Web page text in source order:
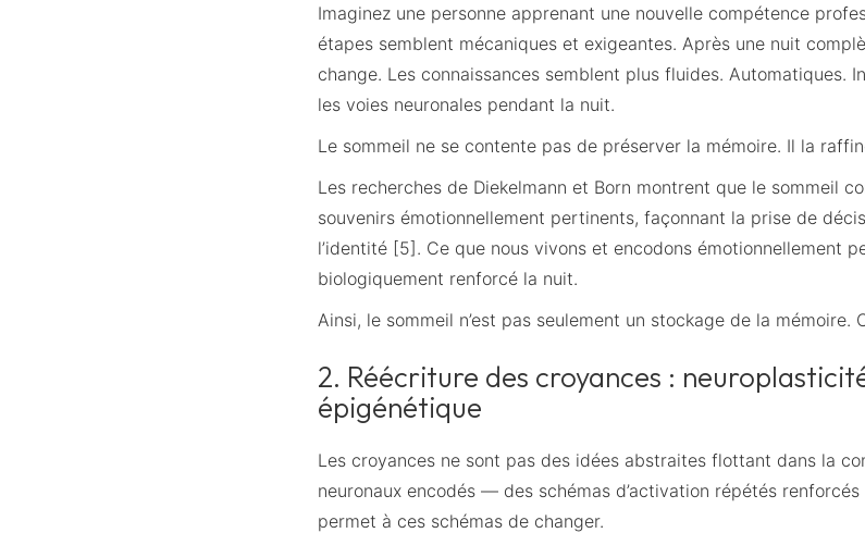
Imaginez une personne apprenant une nouvelle compétence
étapes semblent mécaniques et exigeantes. Après une nuit
change. Les connaissances semblent plus fluides. Automatiques.
les voies neuronales pendant la nuit.
Le sommeil ne se contente pas de préserver la mémoire. Il la
Les recherches de Diekelmann et Born montrent que le sommeil
souvenirs émotionnellement pertinents, façonnant la prise de
l’identité [5]. Ce que nous vivons et encodons émotionnellement
biologiquement renforcé la nuit.
Ainsi, le sommeil n’est pas seulement un stockage de la mémoire.
2. Réécriture des croyances :
épigénétique
Les croyances ne sont pas des idées abstraites flottant dans la
neuronaux encodés — des schémas d’activation répétés
permet à ces schémas de changer.